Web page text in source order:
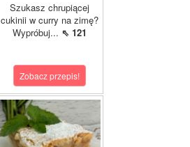
Szukasz chrupiącej
cukinii w curry na zimę?
Wypróbuj... ⇖ 121
Zobacz przepis!